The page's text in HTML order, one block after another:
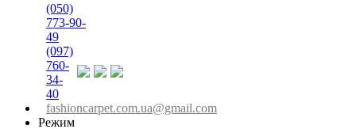
(050)
773-90-
49
(097)
760-
34-
40
fashioncarpet.com.ua@gmail.com
Режим